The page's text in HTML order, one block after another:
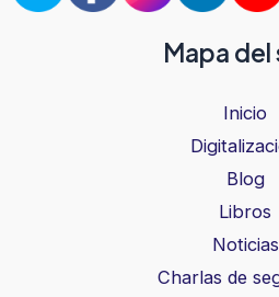
Mapa
Inicio
Blog
Libros
Noticias
Charlas de